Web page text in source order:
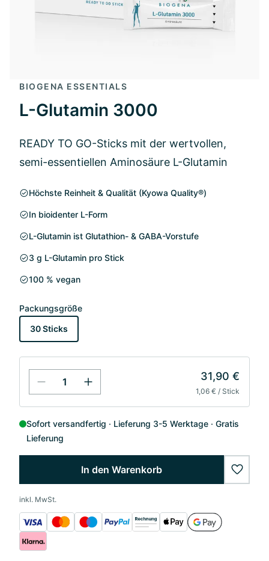
BIOGENA ESSENTIALS
L-Glutamin 3000
READY TO GO-Sticks mit der wertvollen,
semi-essentiellen Aminosäure L-Glutamin
Höchste Reinheit & Qualität (Kyowa Quality®)
In bioidenter L-Form
L-Glutamin ist Glutathion- & GABA-Vorstufe
3 g L-Glutamin pro Stick
100 % vegan
Packungsgröße
30 Sticks
31,90 €
1,06 € / Stick
Sofort versandfertig Lieferung 3-5 Werktage
Gratis
Lieferung
In den Warenkorb
inkl. MwSt.